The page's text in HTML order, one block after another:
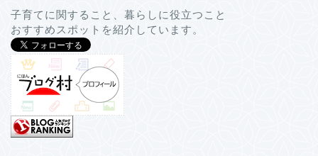
子育てに関すること、暮らしに役立つこと
おすすめスポットを紹介しています。